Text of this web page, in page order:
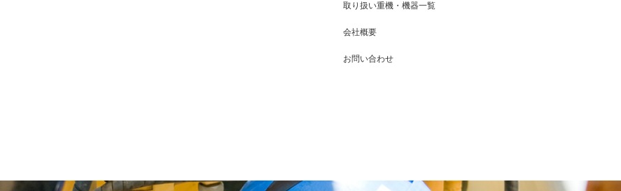
取り扱い重機・機器一覧
会社概要
お問い合わせ